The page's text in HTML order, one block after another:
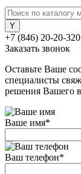
+7 (846) 20-20-320
Заказать звонок
Оставьте Ваше
специалисты
решения Вашего
Ваше имя*
Ваш телефон*